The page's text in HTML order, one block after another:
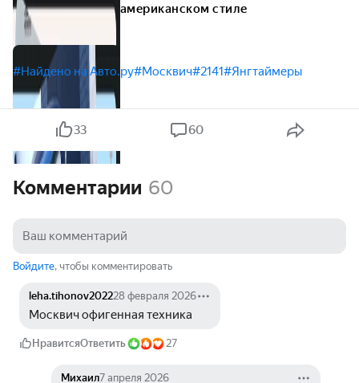
американском стиле
#Найдено на Авто.ру#Москвич#2141#Янгтаймеры
33 60
Комментарии 60
Войдите, чтобы комментировать
leha.tihonov202228 февраля 2026
Москвич офигенная техника
НравитсяОтветить 27
Михаил7 апреля 2026